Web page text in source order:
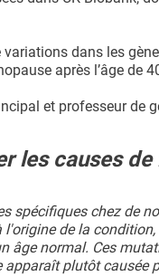
dans les
après l’âge de
et professeur de
les causes
spécifiques chez de
de la
âge normal. Ces
plutôt